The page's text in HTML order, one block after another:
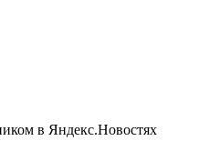
в Яндекс.Новостях